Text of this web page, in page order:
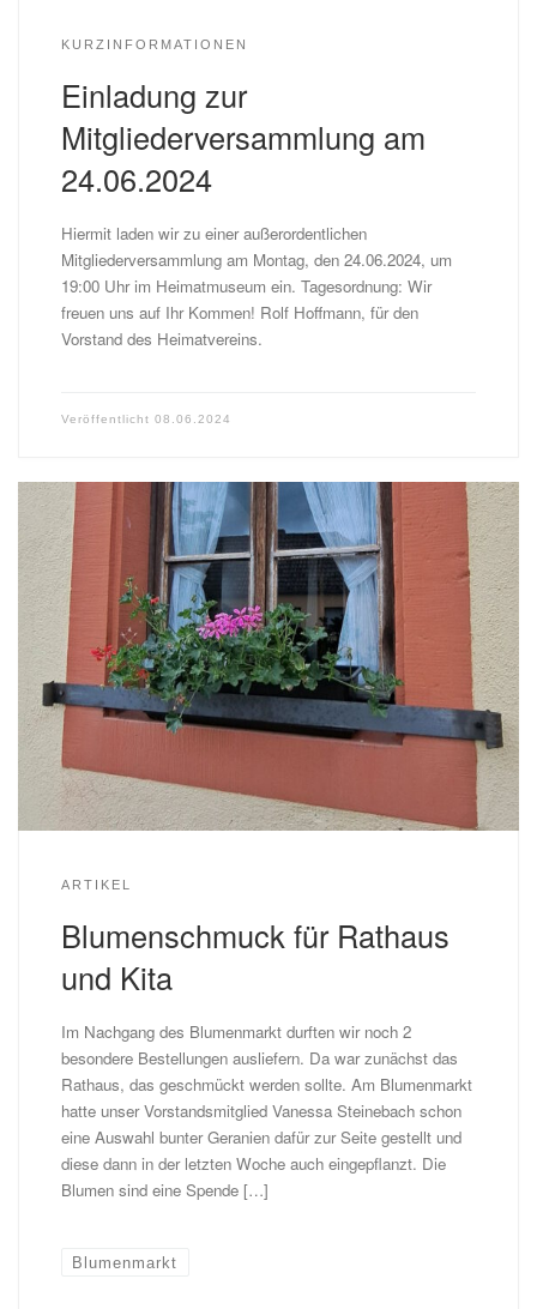
KURZINFORMATIONEN
Einladung zur
Mitgliederversammlung am
24.06.2024
Hiermit laden wir zu einer außerordentlichen
Mitgliederversammlung am Montag, den 24.06.2024, um
19:00 Uhr im Heimatmuseum ein. Tagesordnung: Wir
freuen uns auf Ihr Kommen! Rolf Hoffmann, für den
Vorstand des Heimatvereins.
Veröffentlicht 08.06.2024
ARTIKEL
Blumenschmuck für Rathaus
und Kita
Im Nachgang des Blumenmarkt durften wir noch 2
besondere Bestellungen ausliefern. Da war zunächst das
Rathaus, das geschmückt werden sollte. Am Blumenmarkt
hatte unser Vorstandsmitglied Vanessa Steinebach schon
eine Auswahl bunter Geranien dafür zur Seite gestellt und
diese dann in der letzten Woche auch eingepflanzt. Die
Blumen sind eine Spende […]
Blumenmarkt